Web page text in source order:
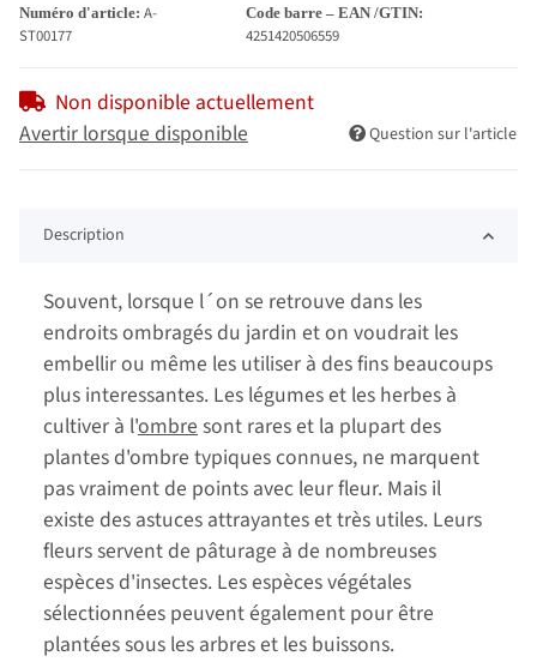
Numéro d'article: A-
ST00177
Code barre – EAN /GTIN:
4251420506559
Non disponible actuellement
Avertir lorsque disponible
Question sur l'article
Description
Souvent, lorsque l´on se retrouve dans les
endroits ombragés du jardin et on voudrait les
embellir ou même les utiliser à des fins beaucoups
plus interessantes. Les légumes et les herbes à
cultiver à l'ombresont rares et la plupart des
plantes d'ombre typiques connues, ne marquent
pas vraiment de points avec leur fleur. Mais il
existe des astuces attrayantes et très utiles. Leurs
fleurs servent de pâturage à de nombreuses
espèces d'insectes. Les espèces végétales
sélectionnées peuvent également pour être
plantées sous les arbres et les buissons.